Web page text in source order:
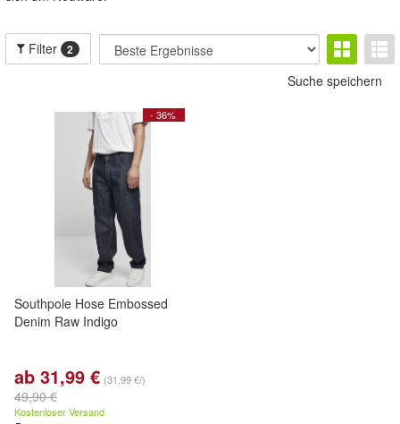
Filter 2
Suche speichern
- 36%
Southpole Hose Embossed
Denim Raw Indigo
ab 31,99 € (31,99 €/)
49,90 €
Kostenloser Versand